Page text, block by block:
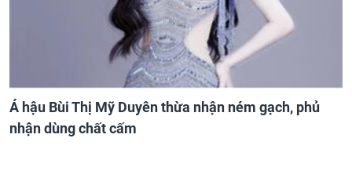
Á hậu Bùi Thị Mỹ Duyên thừa nhận ném gạch, phủ
nhận dùng chất cấm